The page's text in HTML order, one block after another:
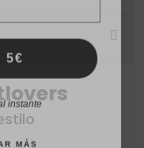
instante
MÁS